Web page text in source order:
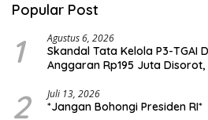
Popular Post
1 Agustus 6, 2026
Skandal Tata Kelola P3-TGAI
Anggaran Rp195 Juta
2 Juli 13, 2026
*Jangan Bohongi Presiden RI*